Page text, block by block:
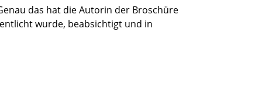
das hat die Autorin der Broschüre
wurde, beabsichtigt und in